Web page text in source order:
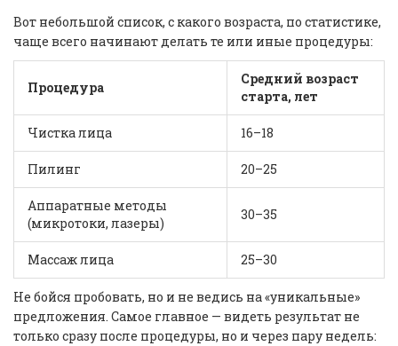
Вот небольшой список, с какого возраста, по статистике,
чаще всего начинают делать те или иные процедуры:
Процедура
Средний возраст
старта, лет
Чистка лица 16–18
Пилинг 20–25
Аппаратные методы
(микротоки, лазеры)
30–35
Массаж лица 25–30
Не бойся пробовать, но и не ведись на «уникальные»
предложения. Самое главное — видеть результат не
только сразу после процедуры, но и через пару недель: